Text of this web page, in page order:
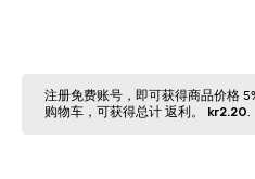
注册免费账号，即可获得商品价格
购物⻋，可获得总计 返利。
kr2.20.